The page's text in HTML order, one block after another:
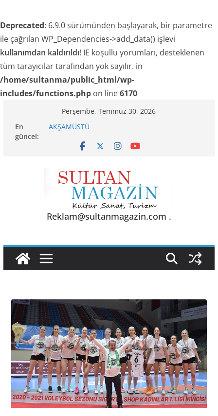
Deprecated: 6.9.0 sürümünden başlayarak, bir parametre
ile çağrılan WP_Dependencies->add_data() işlevi
kullanımdan kaldırıldı! IE koşullu yorumları, desteklenen
tüm tarayıcılar tarafından yok sayılır. in
/home/sultanma/public_html/wp-
includes/functions.php on line6170
content
Perşembe, Temmuz 30, 2026
En
güncel:
AKŞAMÜSTÜ
VURGUSU
Akgül: “Sanayi esnafı yeni engellerle karşı
karşıya!”
Reklam@sultanmagazin.com .